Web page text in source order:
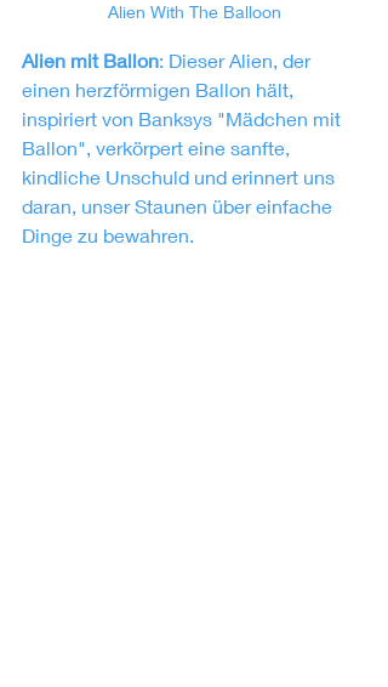
Alien With The Balloon
Alien mit Ballon: Dieser Alien, der
einen herzförmigen Ballon hält,
inspiriert von Banksys "Mädchen mit
Ballon", verkörpert eine sanfte,
kindliche Unschuld und erinnert uns
daran, unser Staunen über einfache
Dinge zu bewahren.